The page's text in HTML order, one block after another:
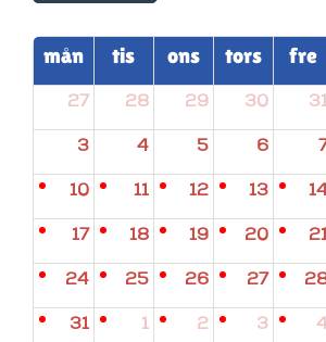
mån tis ons tors fre
27 28 29 30
3 4 5 6
10 11 12 13
17 18 19 20
24 25 26 27
31 1 2 3